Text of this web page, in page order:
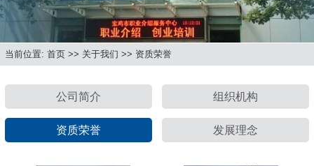
当前位置: 首页 >> 关于我们 >> 资质荣誉
公司简介 组织机构
资质荣誉 发展理念